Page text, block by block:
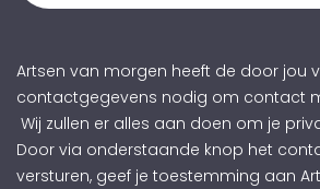
Artsen van morgen heeft de door jou
contactgegevens nodig om contact
Wij zullen er alles aan doen om je
Door via onderstaande knop het
versturen, geef je toestemming aan